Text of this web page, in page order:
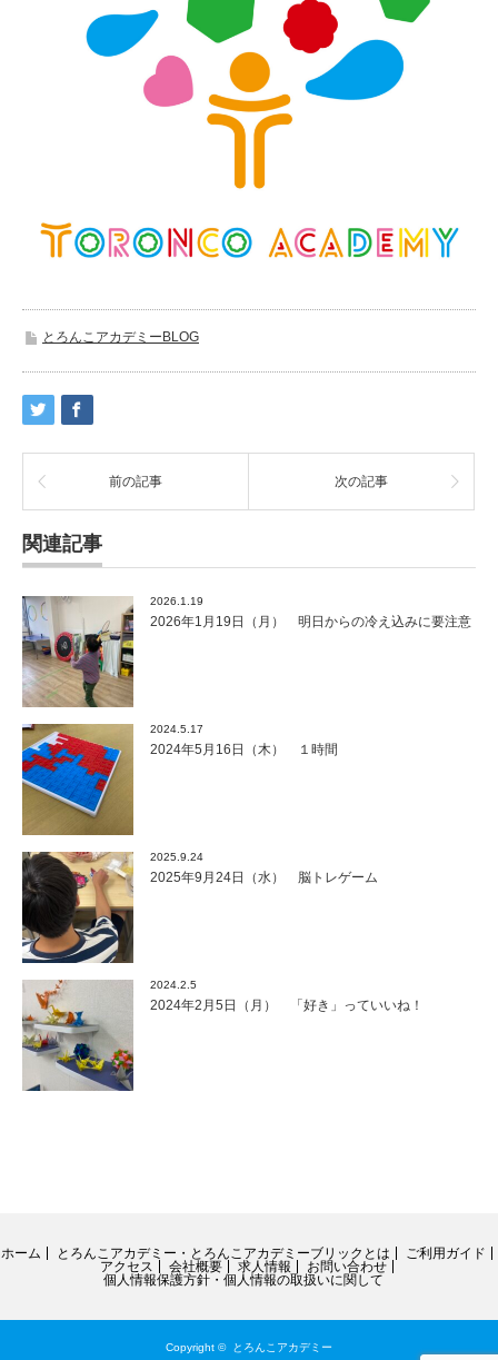
とろんこアカデミーBLOG
前の記事 次の記事
関連記事
2026.1.19
2026年1月19日（月） 明日からの冷え込みに要注意
2024.5.17
2024年5月16日（木） １時間
2025.9.24
2025年9月24日（水） 脳トレゲーム
2024.2.5
2024年2月5日（月） 「好き」っていいね！
ホーム とろんこアカデミー・とろんこアカデミーブリックとは
ご利用ガイド
アクセス
会社概要 求人情報
お問い合わせ
個人情報保護方針・個人情報の取扱いに関して
Copyright © とろんこアカデミー